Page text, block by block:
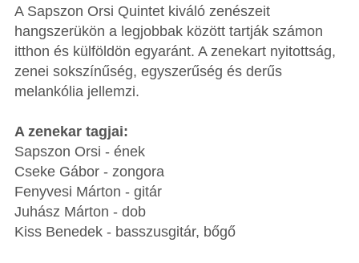
A Sapszon Orsi Quintet kiváló zenészeit
hangszerükön a legjobbak között tartják számon
itthon és külföldön egyaránt. A zenekart nyitottság,
zenei sokszínűség, egyszerűség és derűs
melankólia jellemzi.
A zenekar tagjai:
Sapszon Orsi - ének
Cseke Gábor - zongora
Fenyvesi Márton - gitár
Juhász Márton - dob
Kiss Benedek - basszusgitár, bőgő